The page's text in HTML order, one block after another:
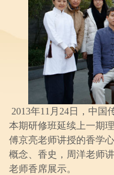
2013年11月24日，中国
本期研修班延续上一期
傅京亮老师讲授的香学
概念、香史，周洋老师
老师香席展示。